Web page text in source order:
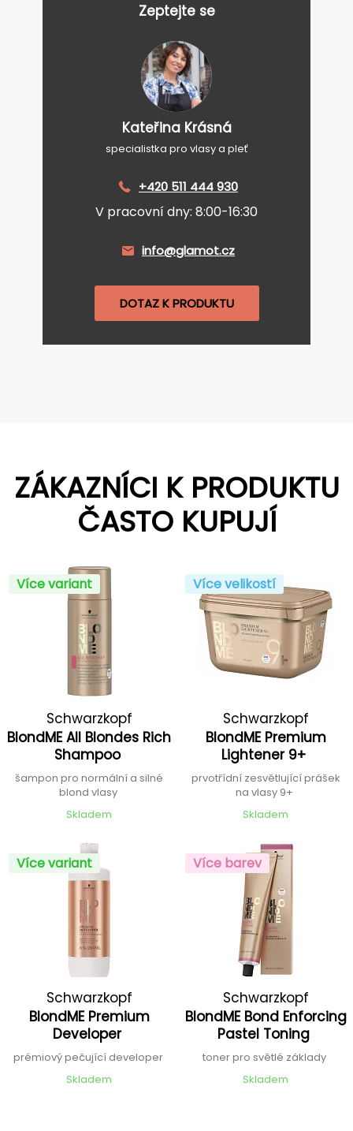
Zeptejte se
Kateřina Krásná
specialistka pro vlasy a pleť
+420 511 444 930
V pracovní dny: 8:00-16:30
info@glamot.cz
DOTAZ K PRODUKTU
ZÁKAZNÍCI K PRODUKTU
ČASTO KUPUJÍ
Více variant
Schwarzkopf
Professional
BlondME All Blondes Rich
Shampoo
šampon pro normální a silné
blond vlasy
Skladem
Více velikostí
Schwarzkopf
Professional
BlondME Premium
Lightener 9+
prvotřídní zesvětlující prášek
na vlasy 9+
Skladem
Více variant
Schwarzkopf
Professional
BlondME Premium
Developer
prémiový pečující developer
Skladem
Více barev
Schwarzkopf
Professional
BlondME Bond Enforcing
Pastel Toning
toner pro světlé základy
Skladem